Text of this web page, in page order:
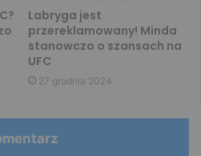
Labryga jest
przereklamowany! Minda
stanowczo o szansach na
UFC
27 grudnia 2024